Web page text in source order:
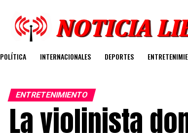
POLÍTICA INTERNACIONALES DEPORTES
ENTRETENIMIENTO
La violinista